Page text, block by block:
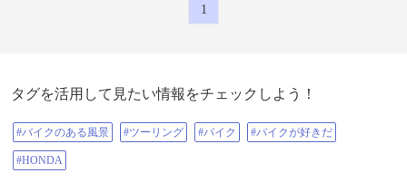
1
タグを活用して見たい情報をチェックしよう！
#バイクのある風景 #ツーリング #バイク #バイクが好きだ
#HONDA